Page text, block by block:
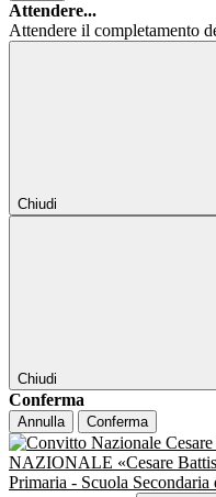
Attendere...
Attendere il completamento
Chiudi
Chiudi
Conferma
Annulla Conferma
NAZIONALE «Cesare
Primaria - Scuola